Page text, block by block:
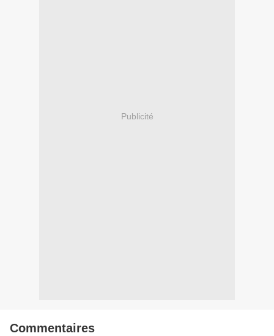
Publicité
Commentaires